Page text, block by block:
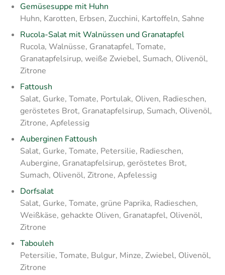
Gemüsesuppe mit Huhn
Huhn, Karotten, Erbsen, Zucchini, Kartoffeln, Sahne
Rucola-Salat mit Walnüssen und Granatapfel
Rucola, Walnüsse, Granatapfel, Tomate,
Granatapfelsirup, weiße Zwiebel, Sumach, Olivenöl,
Zitrone
Fattoush
Salat, Gurke, Tomate, Portulak, Oliven, Radieschen,
geröstetes Brot, Granatapfelsirup, Sumach, Olivenöl,
Zitrone, Apfelessig
Auberginen Fattoush
Salat, Gurke, Tomate, Petersilie, Radieschen,
Aubergine, Granatapfelsirup, geröstetes Brot,
Sumach, Olivenöl, Zitrone, Apfelessig
Dorfsalat
Salat, Gurke, Tomate, grüne Paprika, Radieschen,
Weißkäse, gehackte Oliven, Granatapfel, Olivenöl,
Zitrone
Tabouleh
Petersilie, Tomate, Bulgur, Minze, Zwiebel, Olivenöl,
Zitrone